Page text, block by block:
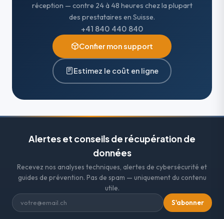
réception — contre 24 à 48 heures chez la plupart
des prestataires en Suisse.
+41 840 440 840
Confier mon support
Estimez le coût en ligne
Alertes et conseils de récupération de
données
Recevez nos analyses techniques, alertes de cybersécurité et
guides de prévention. Pas de spam — uniquement du contenu
utile.
S'abonner